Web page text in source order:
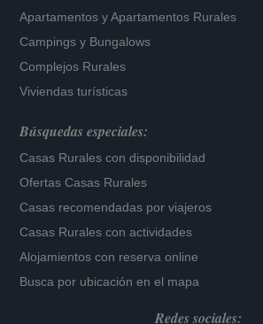
Apartamentos yApartamentos Rurales
Campings y Bungalows
Complejos Rurales
Viviendas turísticas
Búsquedas especiales:
Casas Rurales con disponibilidad
Ofertas Casas Rurales
Casas recomendadas por viajeros
Casas Rurales con actividades
Alojamientos con reserva online
Busca por ubicación en el mapa
Redes sociales: